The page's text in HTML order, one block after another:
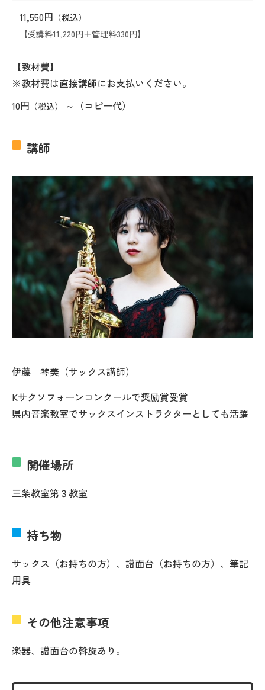
11,550円 （税込）
【受講料11,220円＋管理料330円】
【教材費】
※教材費は直接講師にお支払いください。
10円 （税込） ～（コピー代）
講師
伊藤 琴美（サックス講師）
Kサクソフォーンコンクールで奨励賞受賞
県内音楽教室でサックスインストラクターとしても活躍
開催場所
三条教室第３教室
持ち物
サックス（お持ちの方）、譜面台（お持ちの方）、筆記
用具
その他注意事項
楽器、譜面台の斡旋あり。